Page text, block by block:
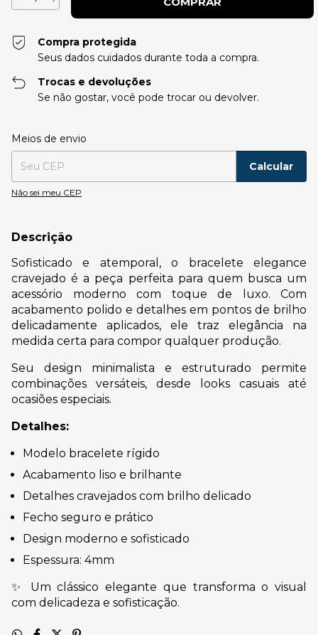
Compra protegida
Seus dados cuidados durante toda a compra.
Trocas e devoluções
Se não gostar, você pode trocar ou devolver.
Entregas para o CEP:
Meios de envio
Calcular
Não sei meu CEP
Descrição
Sofisticado e atemporal, o bracelete elegance
cravejado é a peça perfeita para quem busca um
acessório moderno com toque de luxo. Com
acabamento polido e detalhes em pontos de brilho
delicadamente aplicados, ele traz elegância na
medida certa para compor qualquer produção.
Seu design minimalista e estruturado permite
combinações versáteis, desde looks casuais até
ocasiões especiais.
Detalhes:
Modelo bracelete rígido
Acabamento liso e brilhante
Detalhes cravejados com brilho delicado
Fecho seguro e prático
Design moderno e sofisticado
Espessura: 4mm
✨ Um clássico elegante que transforma o visual
com delicadeza e sofisticação.